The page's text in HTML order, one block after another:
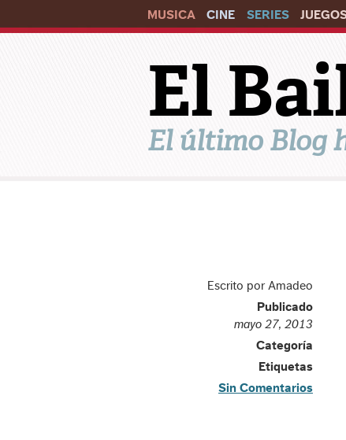
MUSICA CINE SERIES
El
El último Blog
Escrito por Amadeo
Publicado
mayo 27, 2013
Categoría
Etiquetas
Sin Comentarios